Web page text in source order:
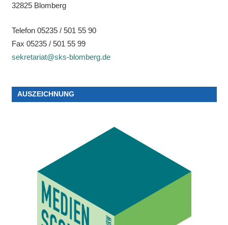
32825 Blomberg
Telefon 05235 / 501 55 90
Fax 05235 / 501 55 99
sekretariat@sks-blomberg.de
AUSZEICHNUNG